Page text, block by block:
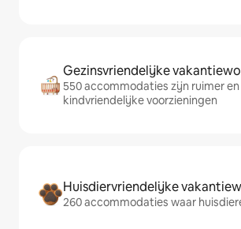
Gezinsvriendelijke
550 accommodaties zijn ruimer
kindvriendelijke voorzieningen
Huisdiervriendelijke
260 accommodaties waar